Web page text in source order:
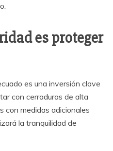
es proteger
es una inversión clave
con cerraduras de alta
con medidas adicionales
la tranquilidad de